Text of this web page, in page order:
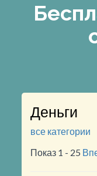
Деньги
все категории
Показ 1 - 25